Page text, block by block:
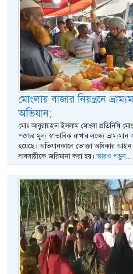
মোংলায় বাজার নিয়ন্ত্রনে
অভিযান;
মোঃ আবুরায়হান ইসলাম মোংলা প্রতিনিধি
পণ্যের মূল্য স্বাভাবিক রাখার লক্ষ্যে
হয়েছে। অভিযানকালে ভোক্তা অধিকার
ব্যবসায়ীকে জরিমানা করা হয়।আরও পড়ুন...